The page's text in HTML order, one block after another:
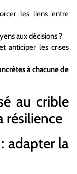
les liens entre
aux décisions ?
anticiper les crises
à chacune de
au crible
résilience
adapter la